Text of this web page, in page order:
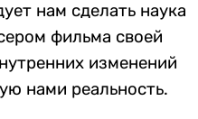
нам сделать наука
фильма своей
изменений
нами реальность.